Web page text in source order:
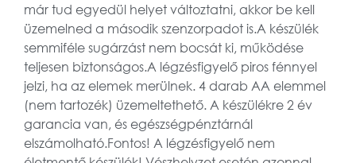
már tud egyedül helyet változtatni, akkor be kell
üzemelned a második szenzorpadot is.A készülék
semmiféle sugárzást nem bocsát ki, működése
teljesen biztonságos.A légzésfigyelő piros fénnyel
jelzi, ha az elemek merülnek. 4 darab AA elemmel
(nem tartozék) üzemeltethető. A készülékre 2 év
garancia van, és egészségpénztárnál
elszámolható.Fontos! A légzésfigyelő nem